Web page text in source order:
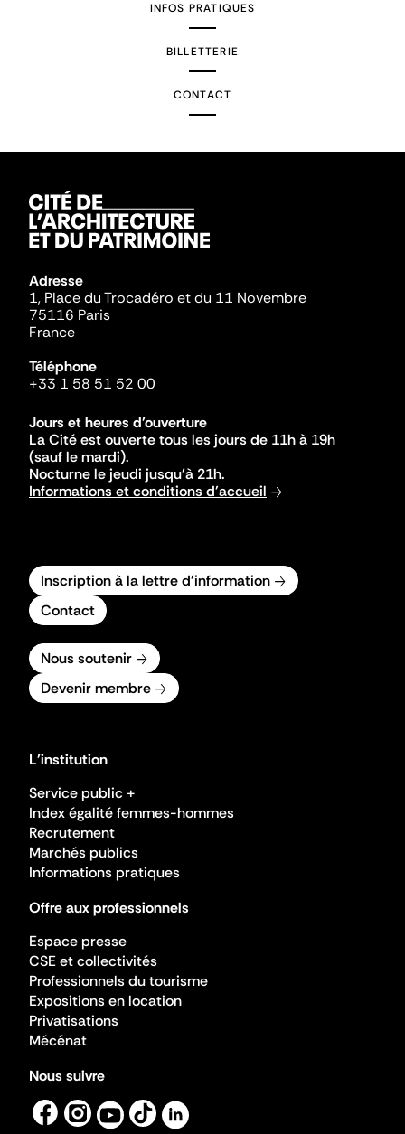
INFOS PRATIQUES
BILLETTERIE
CONTACT
Adresse
1, Place du Trocadéro et du 11 Novembre
75116 Paris
France
Téléphone
+33 1 58 51 52 00
Jours et heures d'ouverture
La Cité est ouverte tous les jours de 11h à 19h
(sauf le mardi).
Nocturne le jeudi jusqu'à 21h.
Informations et conditions d'accueil
Inscription à la lettre d'information
Contact
Nous soutenir
Devenir membre
L'institution
Service public +
Index égalité femmes-hommes
Recrutement
Marchés publics
Informations pratiques
Offre aux professionnels
Espace presse
CSE et collectivités
Professionnels du tourisme
Expositions en location
Privatisations
Mécénat
Nous suivre